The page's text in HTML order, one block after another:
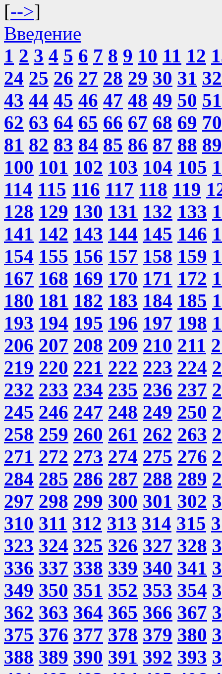
[-->]
Введение
1 2 3 4 5 6 7 8 9 10 11 12
24 25 26 27 28 29 30 31 32
43 44 45 46 47 48 49 50 51
62 63 64 65 66 67 68 69 70
81 82 83 84 85 86 87 88 89
100 101 102 103 104 105
114 115 116 117 118 119
128 129 130 131 132 133
141 142 143 144 145 146
154 155 156 157 158 159
167 168 169 170 171 172
180 181 182 183 184 185
193 194 195 196 197 198
206 207 208 209 210 211
219 220 221 222 223 224
232 233 234 235 236 237
245 246 247 248 249 250
258 259 260 261 262 263
271 272 273 274 275 276
284 285 286 287 288 289
297 298 299 300 301 302
310 311 312 313 314 315
323 324 325 326 327 328
336 337 338 339 340 341
349 350 351 352 353 354
362 363 364 365 366 367
375 376 377 378 379 380
388 389 390 391 392 393